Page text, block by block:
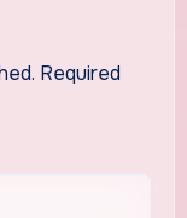
Required